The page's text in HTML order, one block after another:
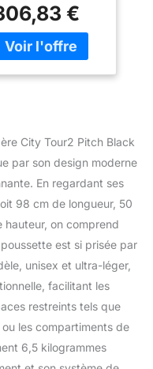
à manœuvrer
un étui de
transport inclus
simplement
siège inclinable
plat ou
une nacelle
nouveau-né bien au
(nacelle
Pliage
exclusif d'une seule
avec
: la
se plie de
€
City Tour2 Pitch Black
par son design moderne
En regardant ses
98 cm de longueur, 50
on comprend
est si prisée par
unisex et ultra-léger,
facilitant les
restreints tels que
les compartiments de
6,5 kilogrammes